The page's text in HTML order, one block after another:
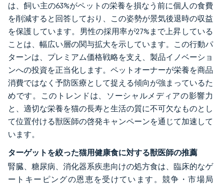
は、飼い主の63%がペットの栄養を損なう前に個人の食費
を削減すると回答しており、この姿勢が景気後退時の収益
を保護しています。男性の採用率が27%まで上昇している
ことは、幅広い層の関与拡大を示しています。この行動パ
ターンは、プレミアム価格戦略を支え、製品イノベーショ
ンへの投資を正当化します。ペットオーナーが栄養を商品
消費ではなく予防医療として捉える傾向が強まっているた
めです。このトレンドは、ソーシャルメディアの影響力
と、適切な栄養を猫の長寿と生活の質に不可欠なものとし
て位置付ける獣医師の啓発キャンペーンを通じて加速して
います。
ターゲットを絞った猫用健康食に対する獣医師の推薦
腎臓、糖尿病、消化器系疾患向けの処方食は、臨床的なゲ
ートキーピングの恩恵を受けています。競争・市場局